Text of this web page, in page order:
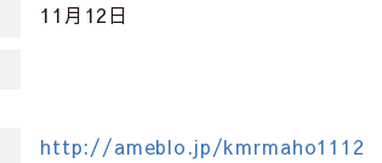
11月12日
http://ameblo.jp/kmrmaho1112